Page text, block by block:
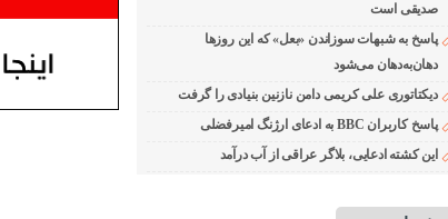
صدیقی است
پاسخ به شبهات سوزاندن «بعل» که این روزها
دهان‌به‌دهان می‌شود
دیکتاتوری علی کریمی دامن نازنین بنیادی را گرفت
پاسخ کاربران BBC به ادعای ارژنگ امیرفضلی
این کشته ادعایی، بلاگر عراقی از آب درآمد